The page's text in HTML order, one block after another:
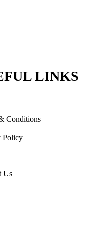
LINKS
Conditions
Policy
Us